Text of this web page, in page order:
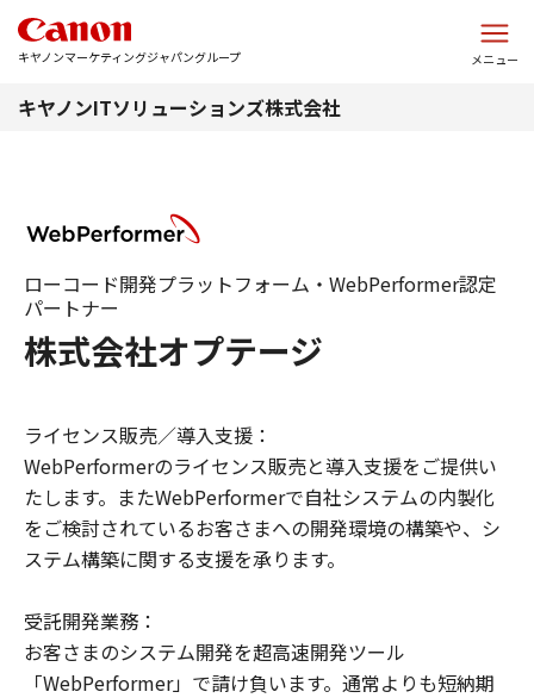
キヤノンマーケティングジャパングループ メニュー
キヤノンITソリューションズ株式会社
株式会社オプテージ
ローコード開発プラットフォーム・WebPerformer認定
パートナー
ライセンス販売／導入支援：
WebPerformerのライセンス販売と導入支援をご提供い
たします。またWebPerformerで自社システムの内製化
をご検討されているお客さまへの開発環境の構築や、シ
ステム構築に関する支援を承ります。
受託開発業務：
お客さまのシステム開発を超高速開発ツール
「WebPerformer」で請け負います。通常よりも短納期